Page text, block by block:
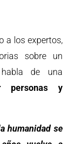
a los expertos,
sobre un
de una
personas y
humanidad se